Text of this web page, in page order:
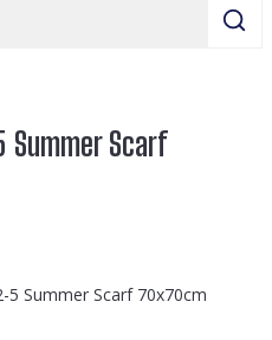
Summer Scarf